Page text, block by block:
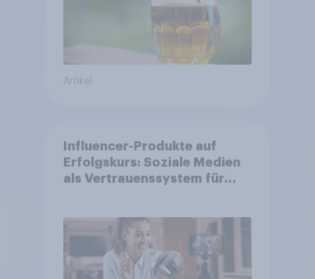
Artikel
Influencer-Produkte auf
Erfolgskurs: Soziale Medien
als Vertrauenssystem für